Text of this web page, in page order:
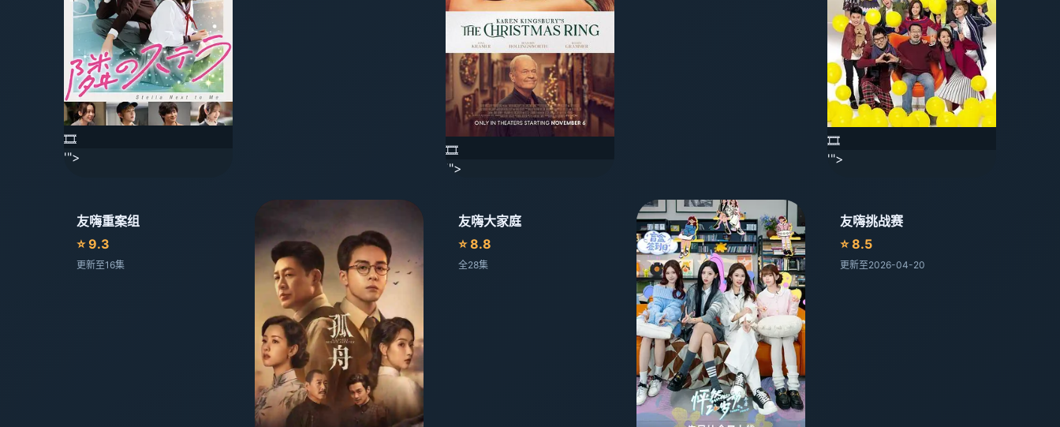
🎞️
'">
🎞️
'">
🎞️
'">
友嗨重案组
⭐ 9.3
更新至16集
友嗨大家庭
⭐ 8.8
全28集
友嗨挑战赛
⭐ 8.5
更新至2026-04-20